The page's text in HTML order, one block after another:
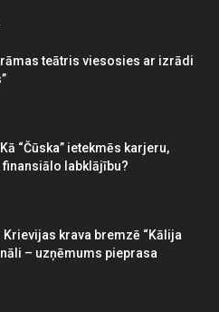
teātris viesosies ar izrādi
“Čūska” ietekmēs karjeru,
labklājību?
Krievijas krava bremzē “Kālija
– uzņēmums pieprasa